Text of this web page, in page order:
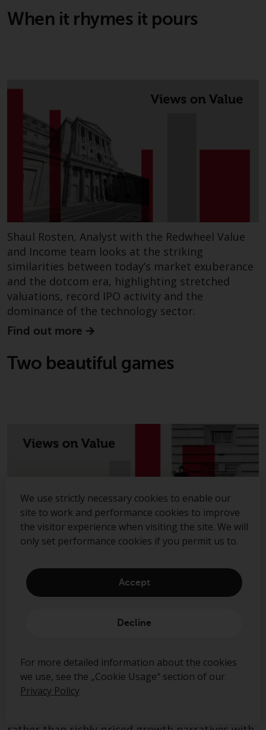
We use strictly necessary cookies to enable our
site to work and performance cookies to improve
the visitor experience when visiting the site. We will
only set performance cookies if you permit us to.
Accept
Decline
For more detailed information about the cookies
we use, see the „Cookie Usage“ section of our
Privacy Policy
When it rhymes it pours
Shaul Rosten, Analyst with the Redwheel Value
and Income team looks at the striking
similarities between today’s market exuberance
and the dotcom era, highlighting stretched
valuations, record IPO activity and the
dominance of the technology sector.
Find out more
Two beautiful games
As England’s World Cup campaign unfolds, the
tournament provides a vivid reminder that
Supporters know that backing long-shot teams
stronger sides with clear track records is more
prudent. In his latest blog, Shaul Rosten of
Redwheel's Value & Income team examines how
value investing adopts a similar stance, focusing